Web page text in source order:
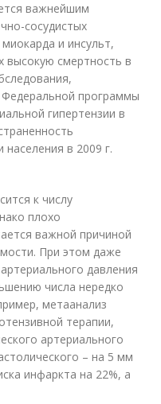
важнейшим
сосудистых
и инсульт,
смертность в
программы
гипертензии в
населения в 2009 г.
к числу
плохо
важной причиной
При этом даже
давления
числа нередко
метаанализ
терапии,
артериального
– на 5 мм
инфаркта на 22%, а